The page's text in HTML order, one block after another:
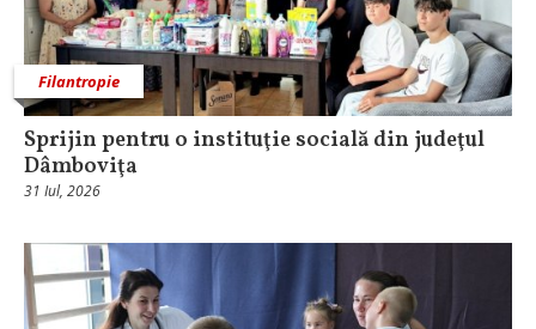
Filantropie
Sprijin pentru o instituţie socială din judeţul
Dâmboviţa
31 Iul, 2026